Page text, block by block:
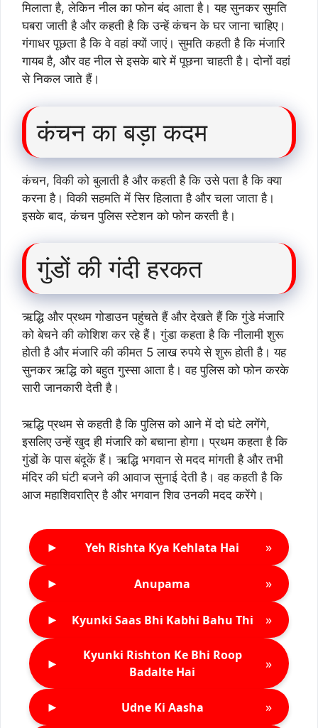
मिलाता है, लेकिन नील का फोन बंद आता है। यह सुनकर सुमति
घबरा जाती है और कहती है कि उन्हें कंचन के घर जाना चाहिए।
गंगाधर पूछता है कि वे वहां क्यों जाएं। सुमति कहती है कि मंजारि
गायब है, और वह नील से इसके बारे में पूछना चाहती है। दोनों वहां
से निकल जाते हैं।
कंचन का बड़ा कदम
कंचन, विकी को बुलाती है और कहती है कि उसे पता है कि क्या
करना है। विकी सहमति में सिर हिलाता है और चला जाता है।
इसके बाद, कंचन पुलिस स्टेशन को फोन करती है।
गुंडों की गंदी हरकत
ऋद्धि और प्रथम गोडाउन पहुंचते हैं और देखते हैं कि गुंडे मंजारि
को बेचने की कोशिश कर रहे हैं। गुंडा कहता है कि नीलामी शुरू
होती है और मंजारि की कीमत 5 लाख रुपये से शुरू होती है। यह
सुनकर ऋद्धि को बहुत गुस्सा आता है। वह पुलिस को फोन करके
सारी जानकारी देती है।
ऋद्धि प्रथम से कहती है कि पुलिस को आने में दो घंटे लगेंगे,
इसलिए उन्हें खुद ही मंजारि को बचाना होगा। प्रथम कहता है कि
गुंडों के पास बंदूकें हैं। ऋद्धि भगवान से मदद मांगती है और तभी
मंदिर की घंटी बजने की आवाज सुनाई देती है। वह कहती है कि
आज महाशिवरात्रि है और भगवान शिव उनकी मदद करेंगे।
► Yeh Rishta Kya Kehlata Hai »
► Anupama »
► Kyunki Saas Bhi Kabhi Bahu Thi »
►
Kyunki Rishton Ke Bhi Roop
Badalte Hai
»
► Udne Ki Aasha »